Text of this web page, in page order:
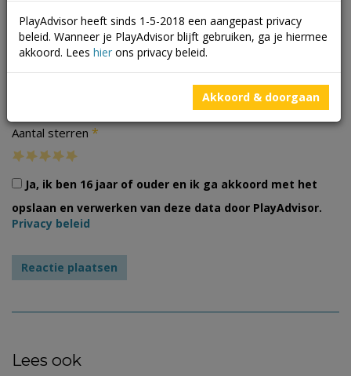
Aantal sterren *
Ja, ik ben 16 jaar of ouder en ik ga akkoord met het
opslaan en verwerken van deze data door PlayAdvisor.
Privacy beleid
Lees ook
PlayAdvisor heeft sinds 1-5-2018 een aangepast privacy
beleid. Wanneer je PlayAdvisor blijft gebruiken, ga je hiermee
akkoord. Lees hier ons privacy beleid.
Akkoord & doorgaan